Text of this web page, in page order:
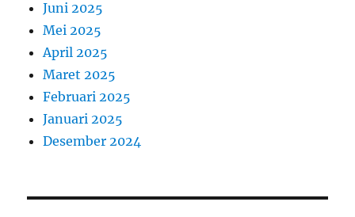
Juni 2025
Mei 2025
April 2025
Maret 2025
Februari 2025
Januari 2025
Desember 2024